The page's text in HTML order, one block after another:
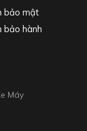
bảo mật
bảo hành
Máy